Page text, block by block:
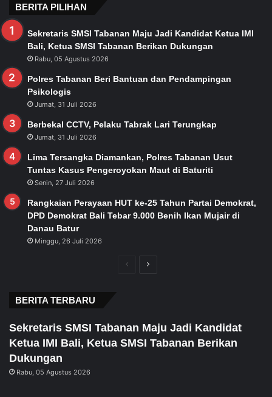
BERITA PILIHAN
Sekretaris SMSI Tabanan Maju Jadi Kandidat Ketua IMI
Bali, Ketua SMSI Tabanan Berikan Dukungan
Rabu, 05 Agustus 2026
Polres Tabanan Beri Bantuan dan Pendampingan
Psikologis
Jumat, 31 Juli 2026
Berbekal CCTV, Pelaku Tabrak Lari Terungkap
Jumat, 31 Juli 2026
Lima Tersangka Diamankan, Polres Tabanan Usut
Tuntas Kasus Pengeroyokan Maut di Baturiti
Senin, 27 Juli 2026
Rangkaian Perayaan HUT ke-25 Tahun Partai Demokrat,
DPD Demokrat Bali Tebar 9.000 Benih Ikan Mujair di
Danau Batur
Minggu, 26 Juli 2026
PreviousNext
BERITA TERBARU
Sekretaris SMSI Tabanan Maju Jadi Kandidat
Ketua IMI Bali, Ketua SMSI Tabanan Berikan
Dukungan
Rabu, 05 Agustus 2026